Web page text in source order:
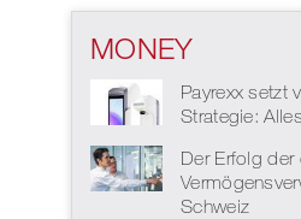
MONEY
Payrexx setzt
Strategie:
Der Erfolg der
Schweiz